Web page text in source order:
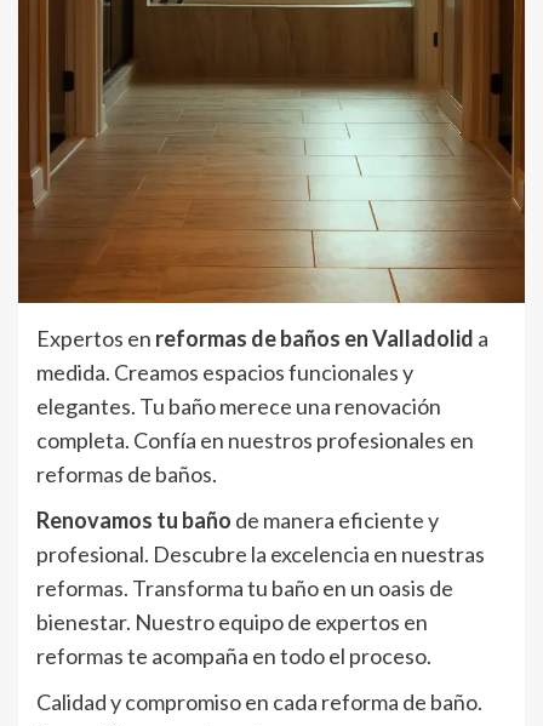
Expertos en reformas de baños en Valladolid a
medida. Creamos espacios funcionales y
elegantes. Tu baño merece una renovación
completa. Confía en nuestros profesionales en
reformas de baños.
Renovamos tu baño de manera eficiente y
profesional. Descubre la excelencia en nuestras
reformas. Transforma tu baño en un oasis de
bienestar. Nuestro equipo de expertos en
reformas te acompaña en todo el proceso.
Calidad y compromiso en cada reforma de baño.